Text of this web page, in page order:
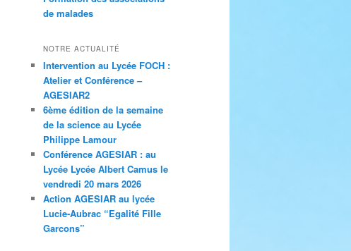
de malades
NOTRE ACTUALITÉ
Intervention au Lycée FOCH :
Atelier et Conférence –
AGESIAR2
6ème édition de la semaine
de la science au Lycée
Philippe Lamour
Conférence AGESIAR : au
Lycée Lycée Albert Camus le
vendredi 20 mars 2026
Action AGESIAR au lycée
Lucie-Aubrac “Egalité Fille
Garcons”